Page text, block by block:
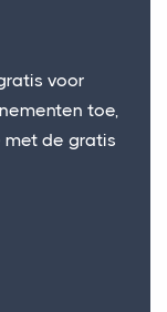
voor
toe,
met de gratis